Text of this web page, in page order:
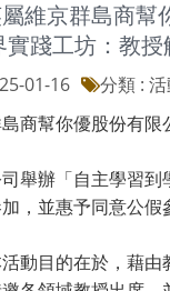
維京群島商幫
踐工坊：教授
01-16 分類 :
商幫你優股份有限
舉辦「自主學習
，並惠予同意公假
動目的在於，藉